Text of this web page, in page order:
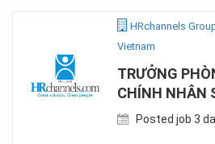
HRchannels
Vietnam
TRƯỞNG
CHÍNH NHÂN
NHẬT, SẢN
Posted job 3